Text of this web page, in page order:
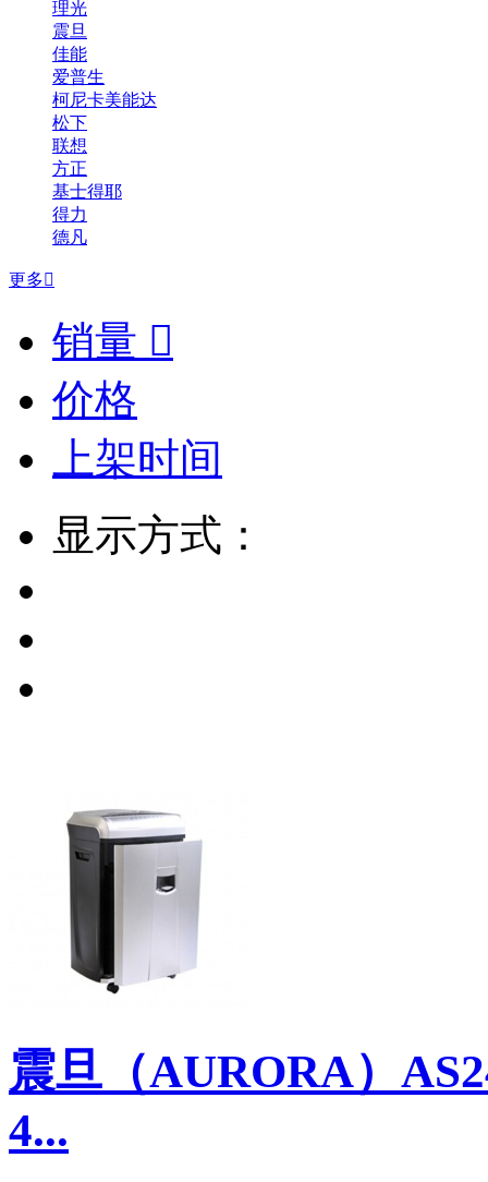
理光
震旦
佳能
爱普生
柯尼卡美能达
松下
联想
方正
基士得耶
得力
德凡
更多
销量 
价格
上架时间
显示方式：
震旦（AURORA）
4...